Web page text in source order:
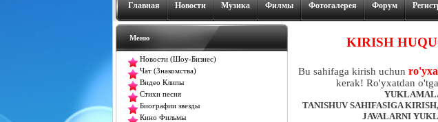
Главная Новости Музика Филмы Фотогалерея Форум
Меню
Новости (Шоу-Бизнес)
Чат (Знакомства)
Видео Клипы
Стихи песня
Биографии звезды
Кино Фильмы
KIRISH
Bu sahifaga kirish uchun
kerak! Ro'yxatdan
TANISHUV SAHIFASIGA
JAVALARNI